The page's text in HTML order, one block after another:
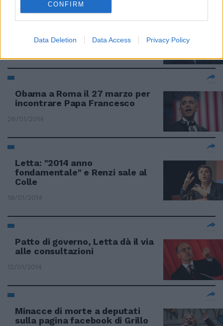
CONFIRM
Data Deletion Data Access Privacy Policy
Napolitano al telefono con i
Marò: "Tornerete con onore"
Obama a Roma il 27 marzo per
incontrare Papa Francesco
26/01/2014
Letta: "2014 anno
fondamentale" e Renzi sale al
Colle
19/01/2014
Patto di governo, Letta dà il via
alle consultazioni
12/01/2014
Minacce di morte a deputati
sulla pagina facebook di Grillo